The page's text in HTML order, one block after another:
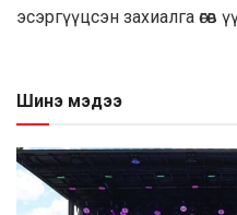
эсэргүүцсэн захиалга өгөв
Шинэ мэдээ